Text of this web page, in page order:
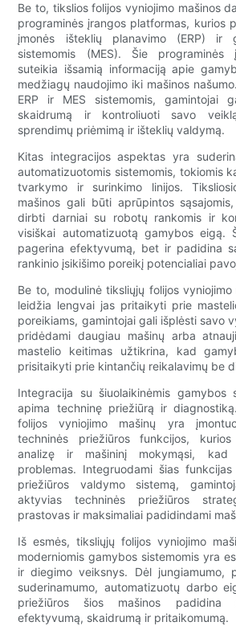
Be to, tikslios folijos vyniojimo mašinos
programinės įrangos platformas, kurios
įmonės išteklių planavimo (ERP) ir
sistemomis (MES). Šie programinės
suteikia išsamią informaciją apie
medžiagų naudojimo iki mašinos
ERP ir MES sistemomis, gamintojai
skaidrumą ir kontroliuoti savo
sprendimų priėmimą ir išteklių valdymą.
Kitas integracijos aspektas yra
automatizuotomis sistemomis, tokiomis
tvarkymo ir surinkimo linijos.
mašinos gali būti aprūpintos
dirbti darniai su robotų rankomis ir
visiškai automatizuotą gamybos eigą.
pagerina efektyvumą, bet ir padidina
rankinio įsikišimo poreikį potencialiai
Be to, modulinė tiksliųjų folijos
leidžia lengvai jas pritaikyti prie
poreikiams, gamintojai gali išplėsti savo
pridėdami daugiau mašinų arba
mastelio keitimas užtikrina, kad
prisitaikyti prie kintančių reikalavimų be
Integracija su šiuolaikinėmis gamybos
apima techninę priežiūrą ir
folijos vyniojimo mašinų yra
techninės priežiūros funkcijos,
analizę ir mašininį mokymąsi, kad
problemas. Integruodami šias
priežiūros valdymo sistemą,
aktyvias techninės priežiūros
prastovas ir maksimaliai padidindami
Iš esmės, tiksliųjų folijos vyniojimo
moderniomis gamybos sistemomis yra
ir diegimo veiksnys. Dėl jungiamumo,
suderinamumo, automatizuotų darbo
priežiūros šios mašinos padidina
efektyvumą, skaidrumą ir pritaikomumą.